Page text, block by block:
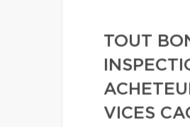
TOUT
VICES